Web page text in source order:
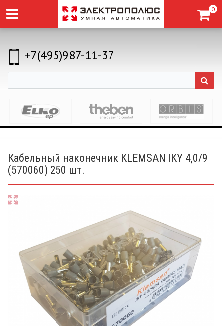
0
+7(495)987-11-37
Кабельный наконечник KLEMSAN IKY 4,0/9
(570060) 250 шт.